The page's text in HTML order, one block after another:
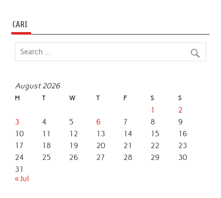
CARI
August 2026
M T W T F S S
1
2
3
4 5 6 7 8
9
10
11 12 13 14 15
16
17
18 19 20 21 22
23
24
25 26 27 28 29
30
31
« Jul